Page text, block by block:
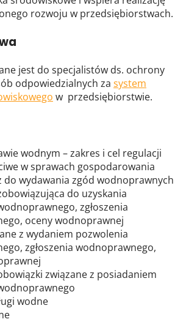
rozwoju w przedsiębiorstwach.
jest do specjalistów ds. ochrony
odpowiedzialnych za system
w przedsiębiorstwie.
wodnym – zakres i cel regulacji
w sprawach gospodarowania
do wydawania zgód wodnoprawnych
do uzyskania
zgłoszenia
oceny wodnoprawnej
z wydaniem pozwolenia
zgłoszenia wodnoprawnego,
związane z posiadaniem
wodne